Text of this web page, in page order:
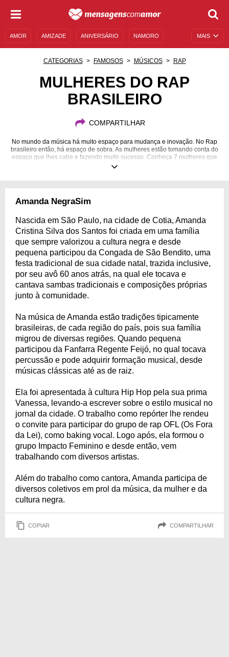
MAIS
AMOR AMIZADE ANIVERSÁRIO NAMORO
MENSAGENS E FRASES MENSAGENS DE ANIVERSÁRIO
CATEGORIAS FAMOSOS MÚSICOS RAP
MULHERES DO RAP
BRASILEIRO
COMPARTILHAR
No mundo da música há muito espaço para mudança e inovação. No Rap
brasileiro então, há espaço de sobra. As mulheres estão tomando conta do
espaço que lhes cabe e fazendo muito sucesso. Conheça 7 mulheres que
estão dando o que falar no Rap brasileiro.
Amanda NegraSim
Nascida em São Paulo, na cidade de Cotia, Amanda
Cristina Silva dos Santos foi criada em uma família
que sempre valorizou a cultura negra e desde
pequena participou da Congada de São Bendito, uma
festa tradicional de sua cidade natal, trazida inclusive,
por seu avô 60 anos atrás, na qual ele tocava e
cantava sambas tradicionais e composições próprias
junto à comunidade.
Na música de Amanda estão tradições tipicamente
brasileiras, de cada região do país, pois sua família
migrou de diversas regiões. Quando pequena
participou da Fanfarra Regente Feijó, no qual tocava
percussão e pode adquirir formação musical, desde
músicas clássicas até as de raiz.
Ela foi apresentada à cultura Hip Hop pela sua prima
Vanessa, levando-a escrever sobre o estilo musical no
jornal da cidade. O trabalho como repórter lhe rendeu
o convite para participar do grupo de rap OFL (Os Fora
da Lei), como baking vocal. Logo após, ela formou o
grupo Impacto Feminino e desde então, vem
trabalhando com diversos artistas.
Além do trabalho como cantora, Amanda participa de
diversos coletivos em prol da música, da mulher e da
cultura negra.
COPIAR COMPARTILHAR